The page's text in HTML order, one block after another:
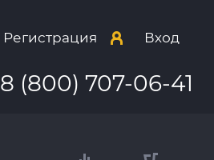
Регистрация Вход
8 (800) 707-06-41